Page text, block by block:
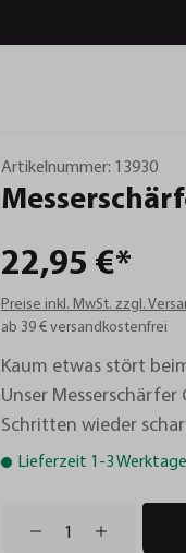
Artikelnummer: 13930
22,95 €*
Preise inkl. MwSt. zzgl.
ab 39 € versandkostenfrei
Kaum etwas stört
Unser Messerschärfer
Schritten wieder
Lieferzeit 1-3 Werktage